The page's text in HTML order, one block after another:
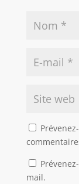
mail.